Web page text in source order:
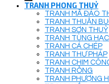
TRANH PHONG THUỶ
TRANH MÃ ĐÁO
TRANH THUẬN
TRANH SƠN THUỶ
TRANH TÙNG HẠC
TRANH CÁ CHÉP
TRANH THƯ PHÁP
TRANH CHIM
TRANH RỒNG
TRANH PHƯỢNG